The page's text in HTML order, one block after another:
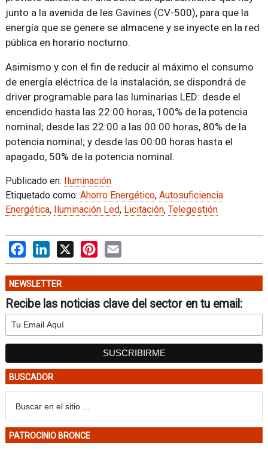
junto a la avenida de les Gavines (CV-500), para que la
energía que se genere se almacene y se inyecte en la red
pública en horario nocturno.
Asimismo y con el fin de reducir al máximo el consumo
de energía eléctrica de la instalación, se dispondrá de
driver programable para las luminarias LED: desde el
encendido hasta las 22:00 horas, 100% de la potencia
nominal; desde las 22:00 a las 00:00 horas, 80% de la
potencia nominal; y desde las 00:00 horas hasta el
apagado, 50% de la potencia nominal.
Publicado en: Iluminación
Etiquetado como: Ahorro Energético, Autosuficiencia
Energética, Iluminación Led, Licitación, Telegestión
FacebookLinkedIn
X PinterestEmail
NEWSLETTER
Recibe las noticias clave del sector en tu email:
BUSCADOR
PATROCINIO BRONCE